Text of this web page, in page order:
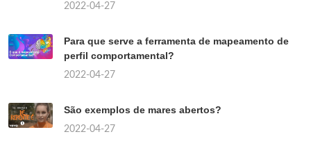
2022-04-27
Para que serve a ferramenta de mapeamento de
perfil comportamental?
2022-04-27
São exemplos de mares abertos?
2022-04-27